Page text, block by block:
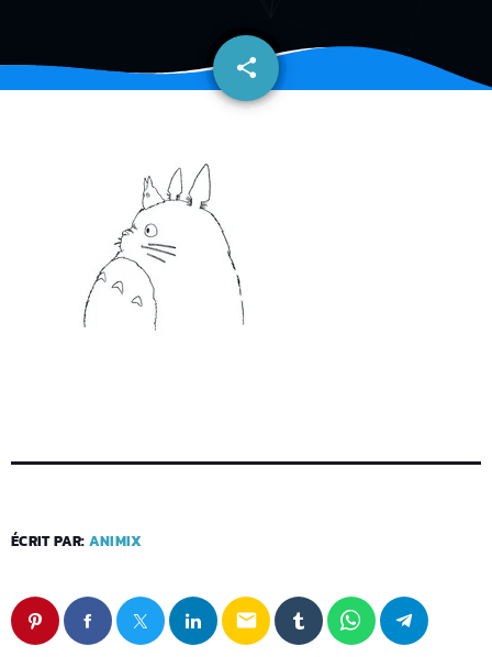
share
email
ÉCRIT PAR: ANIMIX
email